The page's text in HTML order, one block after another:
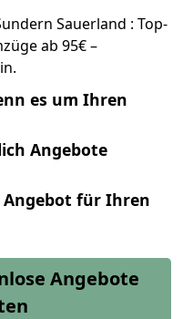
Sauerland : Top-
ab 95€ –
es um Ihren
Angebote
Angebot für Ihren
Angebote